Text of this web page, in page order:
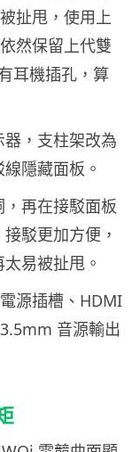
扯甩，使用上
然保留上代雙
耳機插孔，算
，支柱架改為
隱藏面板。
再在接駁面板
駁更加方便，
易被扯甩。
源插槽、HDMI
音源輸出